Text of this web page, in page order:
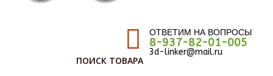
ОТВЕТИМ НА ВОПРОСЫ
8-937-82-01-005
3d-linker@mail.ru
ПОИСК ТОВАРА